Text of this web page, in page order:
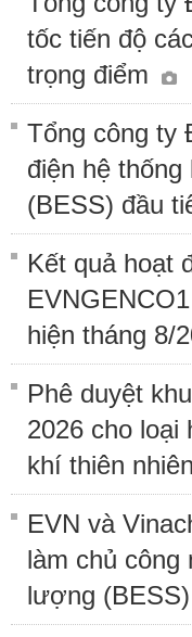
tốc tiến độ
trọng điểm
Tổng công ty
điện hệ
(BESS) đầu
Kết quả hoạt
hiện tháng 8/
Phê duyệt
2026 cho loại
khí thiên nhiên
EVN và
làm chủ công
lượng (BESS)